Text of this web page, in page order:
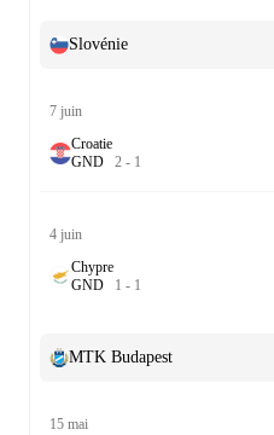
Slovénie
7 juin
Croatie
GND 2 - 1
4 juin
Chypre
GND 1 - 1
MTK Budapest
15 mai